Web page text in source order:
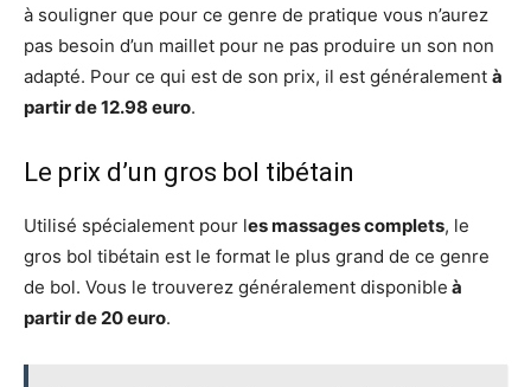
à souligner que pour ce genre de pratique vous n’aurez
pas besoin d’un maillet pour ne pas produire un son non
adapté. Pour ce qui est de son prix, il est généralement à
partir de 12.98 euro.
Le prix d’un gros bol tibétain
Utilisé spécialement pour les massages complets, le
gros bol tibétain est le format le plus grand de ce genre
de bol. Vous le trouverez généralement disponible à
partir de 20 euro.